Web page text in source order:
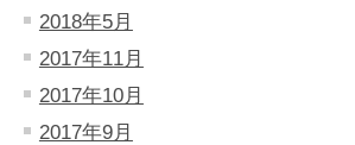
2018年5月
2017年11月
2017年10月
2017年9月